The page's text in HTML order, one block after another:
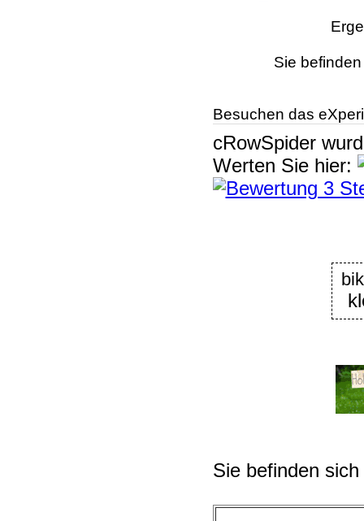
Sie
Besuchen das
cRowSpider
Werten Sie hier:
Sie befinden